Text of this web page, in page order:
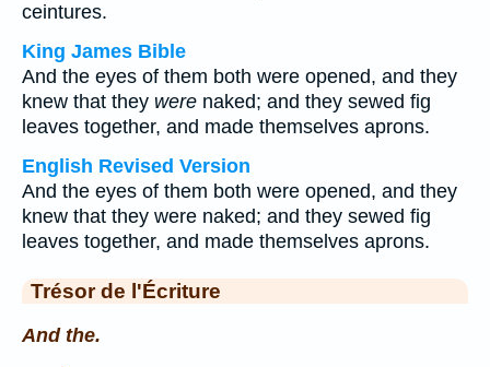
ceintures.
King James Bible
And the eyes of them both were opened, and they
knew that they were naked; and they sewed fig
leaves together, and made themselves aprons.
English Revised Version
And the eyes of them both were opened, and they
knew that they were naked; and they sewed fig
leaves together, and made themselves aprons.
Trésor de l'Écriture
And the.